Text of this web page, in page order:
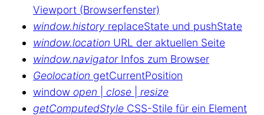
Viewport (Browserfenster)
window.history replaceState und pushState
window.location URL der aktuellen Seite
window.navigatorInfos zum Browser
Geolocation getCurrentPosition
window open close
resize
getComputedStyle CSS-Stile für ein Element